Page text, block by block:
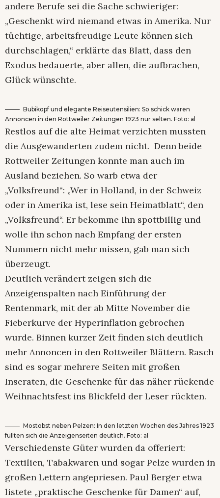
andere Berufe sei die Sache schwieriger:
„Geschenkt wird niemand etwas in Amerika. Nur
tüchtige, arbeitsfreudige Leute können sich
durchschlagen,“ erklärte das Blatt, dass den
Exodus bedauerte, aber allen, die aufbrachen,
Glück wünschte.
Bubikopf und elegante Reiseutensilien: So schick waren
Annoncen in den Rottweiler Zeitungen 1923 nur selten. Foto: al
Restlos auf die alte Heimat verzichten mussten
die Ausgewanderten zudem nicht. Denn beide
Rottweiler Zeitungen konnte man auch im
Ausland beziehen. So warb etwa der
„Volksfreund“: „Wer in Holland, in der Schweiz
oder in Amerika ist, lese sein Heimatblatt“, den
„Volksfreund“. Er bekomme ihn spottbillig und
wolle ihn schon nach Empfang der ersten
Nummern nicht mehr missen, gab man sich
überzeugt.
Deutlich verändert zeigen sich die
Anzeigenspalten nach Einführung der
Rentenmark, mit der ab Mitte November die
Fieberkurve der Hyperinflation gebrochen
wurde. Binnen kurzer Zeit finden sich deutlich
mehr Annoncen in den Rottweiler Blättern. Rasch
sind es sogar mehrere Seiten mit großen
Inseraten, die Geschenke für das näher rückende
Weihnachtsfest ins Blickfeld der Leser rückten.
Mostobst neben Pelzen: In den letzten Wochen des Jahres 1923
füllten sich die Anzeigenseiten deutlich. Foto: al
Verschiedenste Güter wurden da offeriert:
Textilien, Tabakwaren und sogar Pelze wurden in
großen Lettern angepriesen. Paul Berger etwa
listete „praktische Geschenke für Damen“ auf,